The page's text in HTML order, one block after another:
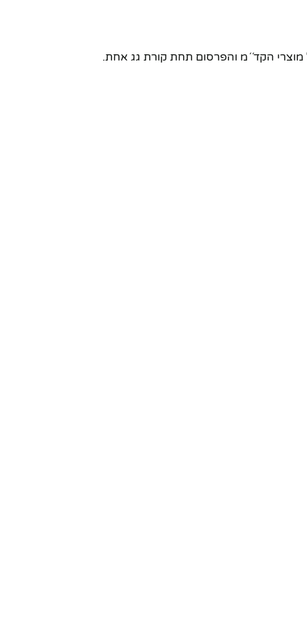
מוצרי הקד´´מ והפרסום תחת קורת גג אחת.